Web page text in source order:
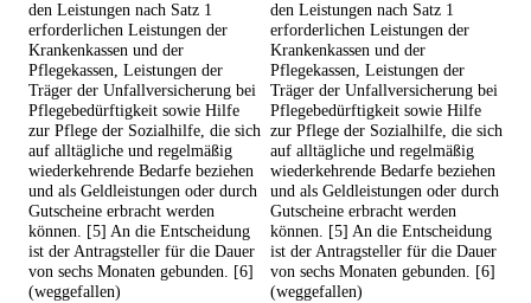
den Leistungen nach Satz 1
erforderlichen Leistungen der
Krankenkassen und der
Pflegekassen, Leistungen der
Träger der Unfallversicherung bei
Pflegebedürftigkeit sowie Hilfe
zur Pflege der Sozialhilfe, die sich
auf alltägliche und regelmäßig
wiederkehrende Bedarfe beziehen
und als Geldleistungen oder durch
Gutscheine erbracht werden
können. [5] An die Entscheidung
ist der Antragsteller für die Dauer
von sechs Monaten gebunden. [6]
(weggefallen)
den Leistungen nach Satz 1
erforderlichen Leistungen der
Krankenkassen und der
Pflegekassen, Leistungen der
Träger der Unfallversicherung bei
Pflegebedürftigkeit sowie Hilfe
zur Pflege der Sozialhilfe, die sich
auf alltägliche und regelmäßig
wiederkehrende Bedarfe beziehen
und als Geldleistungen oder durch
Gutscheine erbracht werden
können. [5] An die Entscheidung
ist der Antragsteller für die Dauer
von sechs Monaten gebunden. [6]
(weggefallen)